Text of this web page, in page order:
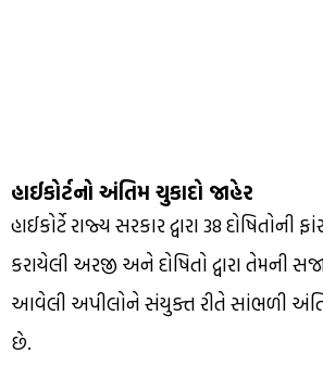
હાઈકોર્ટનો અંતિમ ચુકાદો જાહેર
હાઈકોર્ટે રાજ્ય સરકાર દ્વારા 38 દોષિતોની
કરાયેલી અરજી અને દોષિતો દ્વારા તેમની
આવેલી અપીલોને સંયુક્ત રીતે સાંભળી અંતિમ
છે.